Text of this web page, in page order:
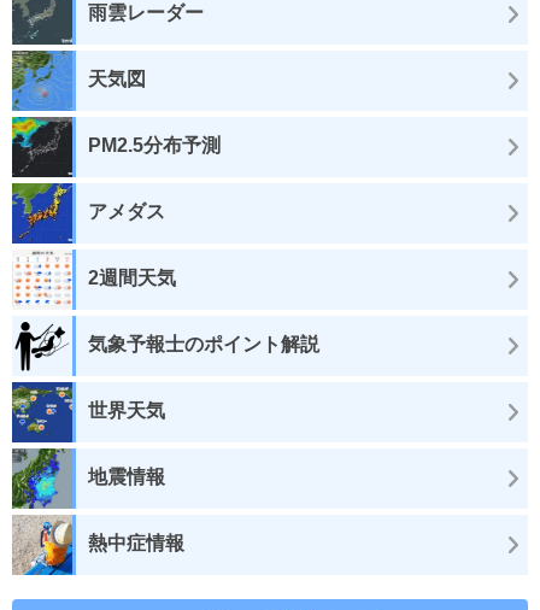
雨雲レーダー
天気図
PM2.5分布予測
アメダス
2週間天気
気象予報士のポイント解説
世界天気
地震情報
熱中症情報